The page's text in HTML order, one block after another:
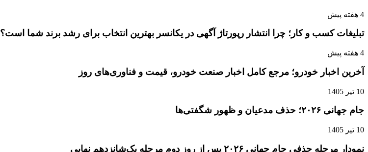
4 هفته پیش
تبلیغات کسب و کار؛ چرا انتشار رپورتاژ آگهی در یکانسر بهترین انتخاب برای رشد برند شما است؟
4 هفته پیش
آخرین اخبار خودرو؛ مرجع کامل اخبار صنعت خودرو، قیمت و فناوری‌های روز
10 تیر 1405
جام جهانی ۲۰۲۶؛ حذف مدعیان و ظهور شگفتی‌ها
10 تیر 1405
نمودار مرحله حذفی جام جهانی ۲۰۲۶ پس از روز دوم مرحله یک‌شانزدهم نهایی